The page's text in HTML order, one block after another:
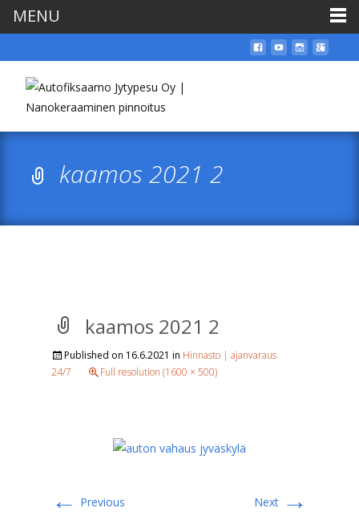
kaamos 2021 2
kaamos 2021 2
Published on 16.6.2021 in Hinnasto | ajanvaraus
24/7
Full resolution (1600 × 500)
← Previous Next →
MENU